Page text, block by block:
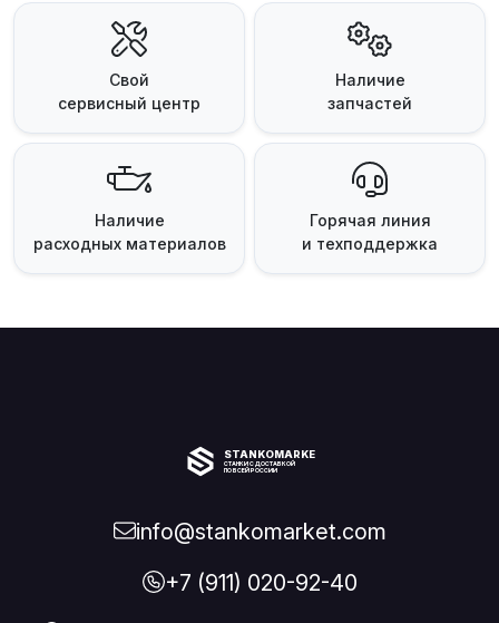
Свой
сервисный центр
Наличие
запчастей
Наличие
расходных материалов
Горячая линия
и техподдержка
STANKOMARKET
СТАНКИ С ДОСТАВКОЙ
ПО ВСЕЙ РОССИИ
info@stankomarket.com
+7 (911) 020-92-40